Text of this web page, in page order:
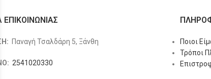
ΕΠΙΚΟΙΝΩΝΙΑΣ
Παναγή Τσαλδάρη 5, Ξάνθη
2541020330
Ποιοι
Τρόποι